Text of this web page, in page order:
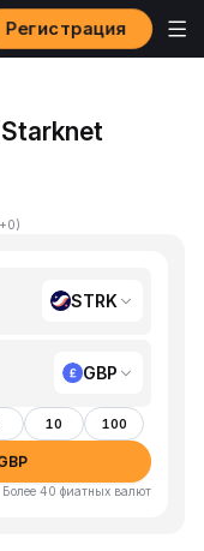
Регистрация
)
STRK
GBP
10 100
40 фиатных валют